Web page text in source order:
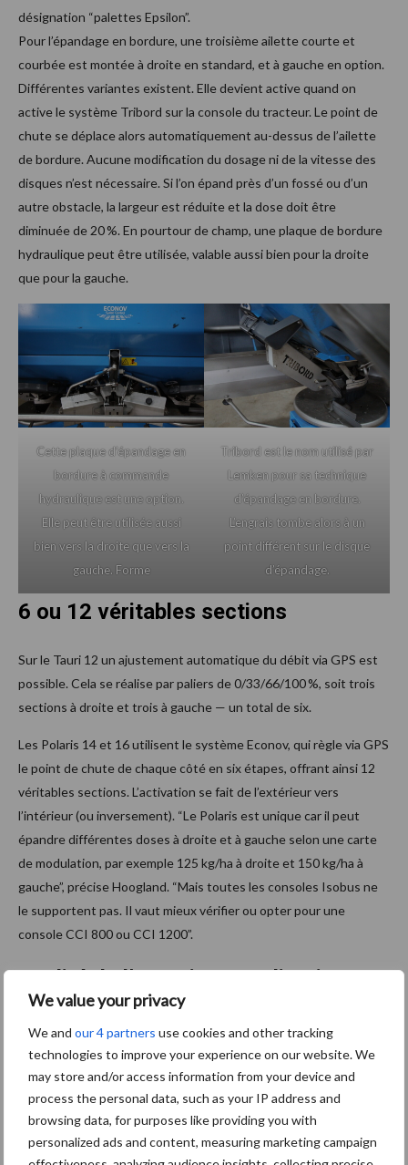
We value your privacy
We and our 4 partners use cookies and other tracking
technologies to improve your experience on our website. We
may store and/or access information from your device and
process the personal data, such as your IP address and
browsing data, for purposes like providing you with
personalized ads and content, measuring marketing campaign
désignation “palettes Epsilon”.
Pour l’épandage en bordure, une troisième ailette courte et
courbée est montée à droite en standard, et à gauche en option.
Différentes variantes existent. Elle devient active quand on
active le système Tribord sur la console du tracteur. Le point de
chute se déplace alors automatiquement au-dessus de l’ailette
de bordure. Aucune modification du dosage ni de la vitesse des
disques n’est nécessaire. Si l’on épand près d’un fossé ou d’un
autre obstacle, la largeur est réduite et la dose doit être
diminuée de 20 %. En pourtour de champ, une plaque de bordure
hydraulique peut être utilisée, valable aussi bien pour la droite
que pour la gauche.
Cette plaque d’épandage en
bordure à commande
hydraulique est une option.
Elle peut être utilisée aussi
bien vers la droite que vers la
gauche. Forme
Tribord est le nom utilisé par
Lemken pour sa technique
d’épandage en bordure.
L’engrais tombe alors à un
point différent sur le disque
d’épandage.
6 ou 12 véritables sections
Sur le Tauri 12 un ajustement automatique du débit via GPS est
possible. Cela se réalise par paliers de 0/33/66/100 %, soit trois
sections à droite et trois à gauche — un total de six.
Les Polaris 14 et 16 utilisent le système Econov, qui règle via GPS
le point de chute de chaque côté en six étapes, offrant ainsi 12
véritables sections. L’activation se fait de l’extérieur vers
l’intérieur (ou inversement). “Le Polaris est unique car il peut
épandre différentes doses à droite et à gauche selon une carte
de modulation, par exemple 125 kg/ha à droite et 150 kg/ha à
gauche”, précise Hoogland. “Mais toutes les consoles Isobus ne
le supportent pas. Il vaut mieux vérifier ou opter pour une
console CCI 800 ou CCI 1200”.
Qualité de l’engrais et application
mobile
La qualité de l’engraisest déterminante pour une bonne
répartition. “Si vous mettez de la poussière ou des mottes dans la
trémie, vous épandrez aussi de la poussière ou des mottes.
évaluer la granulométrie et la densité. Entrez ces données dans